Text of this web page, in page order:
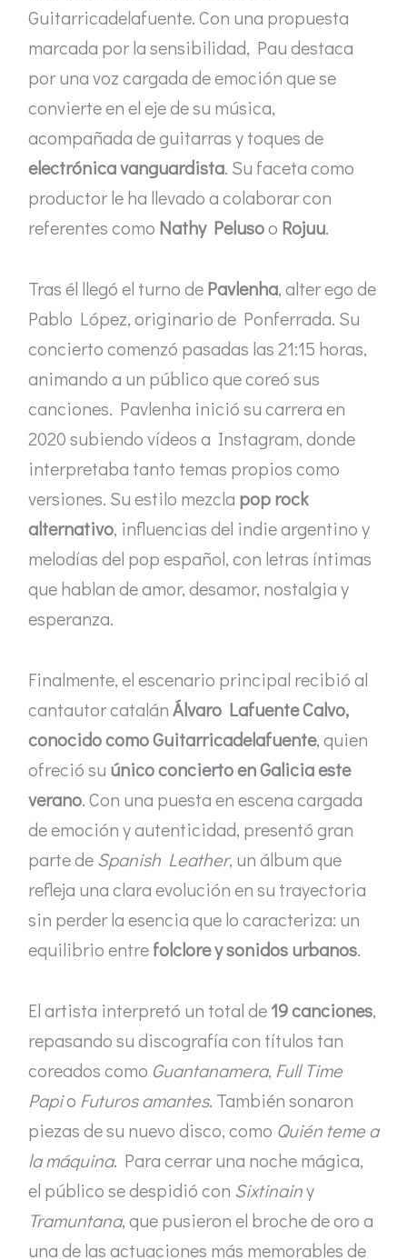
Guitarricadelafuente. Con una propuesta
marcada por la sensibilidad, Pau destaca
por una voz cargada de emoción que se
convierte en el eje de su música,
acompañada de guitarras y toques de
electrónica vanguardista. Su faceta como
productor le ha llevado a colaborar con
referentes como Nathy Pelusoo Rojuu.
Tras él llegó el turno dePavlenha, alter ego de
Pablo López, originario de Ponferrada. Su
concierto comenzó pasadas las 21:15 horas,
animando a un público que coreó sus
canciones. Pavlenha inició su carrera en
2020 subiendo vídeos a Instagram, donde
interpretaba tanto temas propios como
versiones. Su estilo mezcla pop rock
alternativo, influencias del indie argentino y
melodías del pop español, con letras íntimas
que hablan de amor, desamor, nostalgia y
esperanza.
Finalmente, el escenario principal recibió al
cantautor catalánÁlvaro Lafuente Calvo,
conocido como Guitarricadelafuente, quien
ofreció su único concierto en Galicia este
verano. Con una puesta en escena cargada
de emoción y autenticidad, presentó gran
parte deSpanish Leather, un álbum que
refleja una clara evolución en su trayectoria
sin perder la esencia que lo caracteriza: un
equilibrio entrefolclore y sonidos urbanos.
El artista interpretó un total de19 canciones,
repasando su discografía con títulos tan
coreados como Guantanamera, Full Time
Papio Futuros amantes. También sonaron
piezas de su nuevo disco, como Quién teme a
la máquina. Para cerrar una noche mágica,
el público se despidió con Sixtinainy
Tramuntana, que pusieron el broche de oro a
una de las actuaciones más memorables de